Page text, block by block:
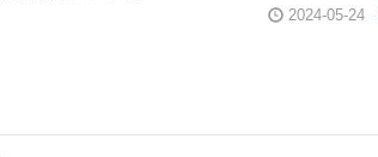
2024-05-24